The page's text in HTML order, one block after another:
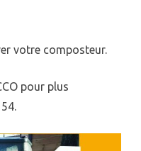
votre composteur.
pour plus